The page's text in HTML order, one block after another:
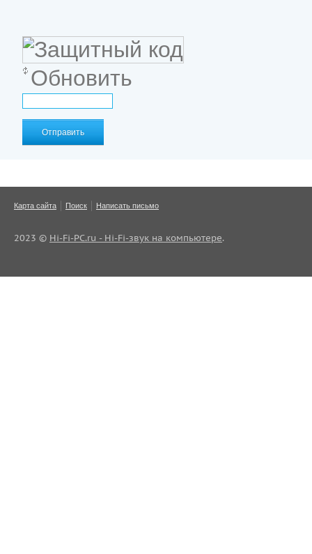
Обновить
Отправить
Карта сайта Поиск Написать письмо
2023 © Hi-Fi-PC.ru - Hi-Fi-звук на компьютере.